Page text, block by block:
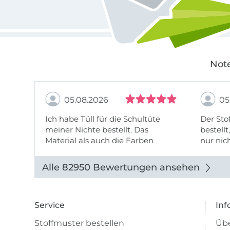
05.08.2026
Ich habe Tüll für die Schultüte
meiner Nichte bestellt. Das
Material als auch die Farben
Abbildung u sieht toll aus. Die
Lieferung erfolgte zügig u auch
Der
nur
Alle 82950 Bewertungen ansehen
Service
Stoffmuster bestellen